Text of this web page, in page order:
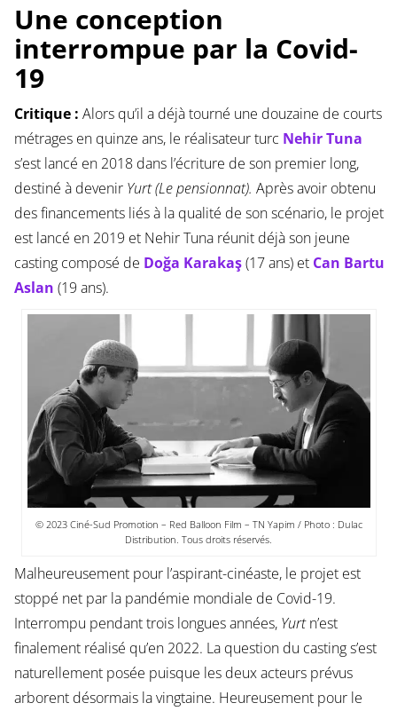
Une conception
interrompue par la Covid-
19
Critique : Alors qu’il a déjà tourné une douzaine de courts
métrages en quinze ans, le réalisateur turc Nehir Tuna
s’est lancé en 2018 dans l’écriture de son premier long,
destiné à devenir Yurt (Le pensionnat). Après avoir obtenu
des financements liés à la qualité de son scénario, le projet
est lancé en 2019 et Nehir Tuna réunit déjà son jeune
casting composé de Doğa Karakaş(17 ans) et Can Bartu
Aslan (19 ans).
© 2023 Ciné-Sud Promotion – Red Balloon Film – TN Yapim / Photo : Dulac
Distribution. Tous droits réservés.
Malheureusement pour l’aspirant-cinéaste, le projet est
stoppé net par la pandémie mondiale de Covid-19.
Interrompu pendant trois longues années, Yurtn’est
finalement réalisé qu’en 2022. La question du casting s’est
naturellement posée puisque les deux acteurs prévus
arborent désormais la vingtaine. Heureusement pour le